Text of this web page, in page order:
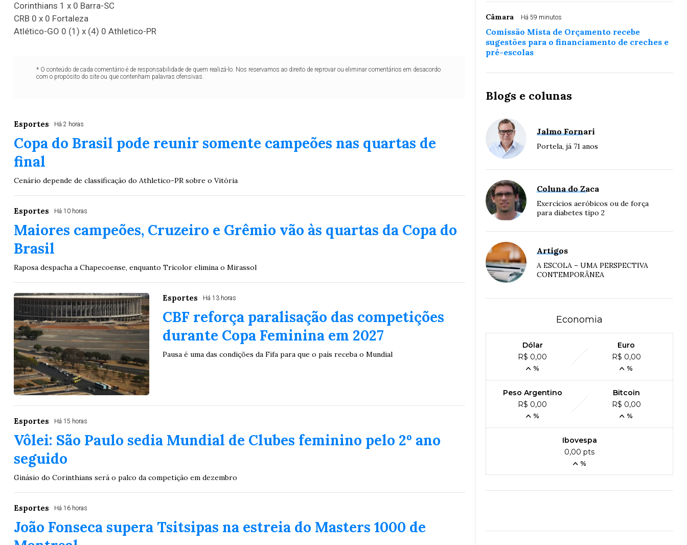
Corinthians 1 x 0 Barra-SC
CRB 0 x 0 Fortaleza
Atlético-GO 0 (1) x (4) 0 Athletico-PR
* O conteúdo de cada comentário é de responsabilidade de quem realizá-lo. Nos reservamos ao direito de reprovar ou eliminar comentários em desacordo
com o propósito do site ou que contenham palavras ofensivas.
Esportes Há 2 horas
Copa do Brasil pode reunir somente campeões nas quartas de
final
Cenário depende de classificação do Athletico-PR sobre o Vitória
Esportes Há 10 horas
Maiores campeões, Cruzeiro e Grêmio vão às quartas da Copa do
Brasil
Raposa despacha a Chapecoense, enquanto Tricolor elimina o Mirassol
Esportes Há 13 horas
CBF reforça paralisação das competições
durante Copa Feminina em 2027
Pausa é uma das condições da Fifa para que o país receba o Mundial
Esportes Há 15 horas
Vôlei: São Paulo sedia Mundial de Clubes feminino pelo 2º ano
seguido
Ginásio do Corinthians será o palco da competição em dezembro
Esportes Há 16 horas
João Fonseca supera Tsitsipas na estreia do Masters 1000 de
Câmara Há 59 minutos
Comissão Mista de Orçamento recebe
sugestões para o financiamento de creches e
pré-escolas
Blogs e colunas
Jalmo Fornari
Portela, já 71 anos
Coluna do Zaca
Exercícios aeróbicos ou de força
para diabetes tipo 2
Artigos
A ESCOLA – UMA PERSPECTIVA
CONTEMPORÂNEA
Economia
Dólar
R$ 0,00
%
Euro
R$ 0,00
%
Peso Argentino
R$ 0,00
%
Bitcoin
R$ 0,00
%
Ibovespa
0,00 pts
%